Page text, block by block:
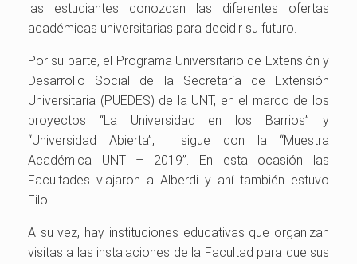
las estudiantes conozcan las diferentes ofertas
académicas universitarias para decidir su futuro.
Por su parte, el Programa Universitario de Extensión y
Desarrollo Social de la Secretaría de Extensión
Universitaria (PUEDES) de la UNT, en el marco de los
proyectos “La Universidad en los Barrios” y
“Universidad Abierta”, sigue con la “Muestra
Académica UNT – 2019”. En esta ocasión las
Facultades viajaron a Alberdi y ahí también estuvo
Filo.
A su vez, hay instituciones educativas que organizan
visitas a las instalaciones de la Facultad para que sus